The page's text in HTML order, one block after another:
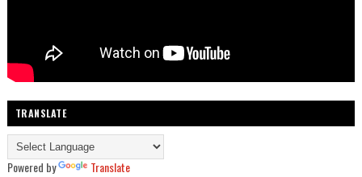
TRANSLATE
Powered by Translate